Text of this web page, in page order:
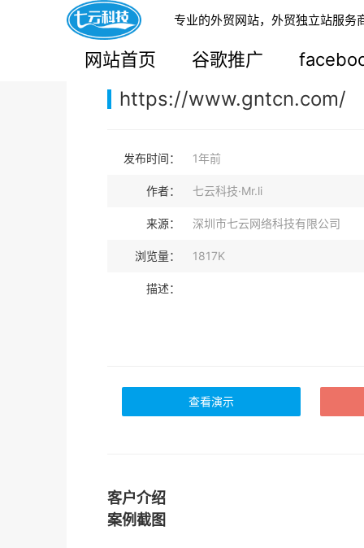
专业的外贸网站，外贸独立站服务
网站首页 谷歌推广
您的当前位置： 网站首页>案例展示>B2B外贸独
https://www.gntcn.com/
发布时间： 1年前
作者： 七云科技·Mr.li
来源： 深圳市七云网络科技有限公司
浏览量： 1817K
描述：
查看演示
客户介绍
案例截图